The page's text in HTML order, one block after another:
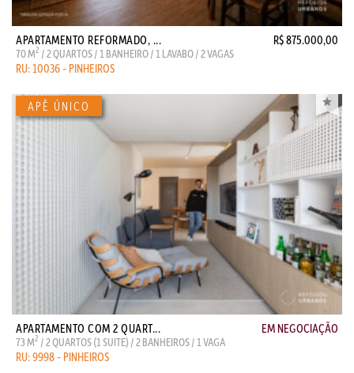
APARTAMENTO REFORMADO, ... R$ 875.000,00
70 M2 / 2 QUARTOS / 1 BANHEIRO / 1 LAVABO / 2 VAGAS
RU: 10036 - PINHEIROS
APARTAMENTO COM 2 QUART... EM NEGOCIAÇÃO
73 M2 / 2 QUARTOS (1 SUITE) / 2 BANHEIROS / 1 VAGA
RU: 9998 - PINHEIROS